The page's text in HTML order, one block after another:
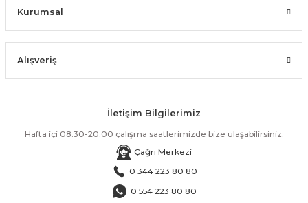
Kurumsal
Alışveriş
İletişim Bilgilerimiz
Hafta içi 08.30-20.00 çalışma saatlerimizde bize ulaşabilirsiniz.
Çağrı Merkezi
0 344 223 80 80
0 554 223 80 80